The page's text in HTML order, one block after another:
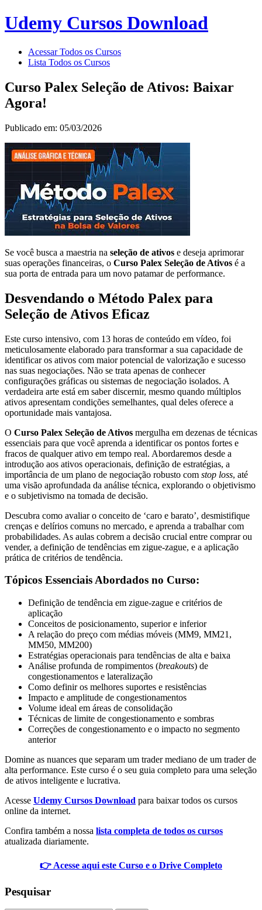
Udemy Cursos Download
Acessar Todos os Cursos
Lista Todos os Cursos
Curso Palex Seleção de Ativos: Baixar
Agora!
Publicado em: 05/03/2026
Se você busca a maestria na seleção de ativos e deseja aprimorar
suas operações financeiras, o Curso Palex Seleção de Ativos é a
sua porta de entrada para um novo patamar de performance.
Desvendando o Método Palex para
Seleção de Ativos Eficaz
Este curso intensivo, com 13 horas de conteúdo em vídeo, foi
meticulosamente elaborado para transformar a sua capacidade de
identificar os ativos com maior potencial de valorização e sucesso
nas suas negociações. Não se trata apenas de conhecer
configurações gráficas ou sistemas de negociação isolados. A
verdadeira arte está em saber discernir, mesmo quando múltiplos
ativos apresentam condições semelhantes, qual deles oferece a
oportunidade mais vantajosa.
O Curso Palex Seleção de Ativos mergulha em dezenas de técnicas
essenciais para que você aprenda a identificar os pontos fortes e
fracos de qualquer ativo em tempo real. Abordaremos desde a
introdução aos ativos operacionais, definição de estratégias, a
importância de um plano de negociação robusto com stop loss, até
uma visão aprofundada da análise técnica, explorando o objetivismo
e o subjetivismo na tomada de decisão.
Descubra como avaliar o conceito de ‘caro e barato’, desmistifique
crenças e delírios comuns no mercado, e aprenda a trabalhar com
probabilidades. As aulas cobrem a decisão crucial entre comprar ou
vender, a definição de tendências em zigue-zague, e a aplicação
prática de critérios de tendência.
Tópicos Essenciais Abordados no Curso:
Definição de tendência em zigue-zague e critérios de
aplicação
Conceitos de posicionamento, superior e inferior
A relação do preço com médias móveis (MM9, MM21,
MM50, MM200)
Estratégias operacionais para tendências de alta e baixa
Análise profunda de rompimentos (breakouts) de
congestionamentos e lateralização
Como definir os melhores suportes e resistências
Impacto e amplitude de congestionamentos
Volume ideal em áreas de consolidação
Técnicas de limite de congestionamento e sombras
Correções de congestionamento e o impacto no segmento
anterior
Domine as nuances que separam um trader mediano de um trader de
alta performance. Este curso é o seu guia completo para uma seleção
de ativos inteligente e lucrativa.
Acesse Udemy Cursos Download para baixar todos os cursos
online da internet.
Confira também a nossa lista completa de todos os cursos
atualizada diariamente.
👉 Acesse aqui este Curso e o Drive Completo
Pesquisar